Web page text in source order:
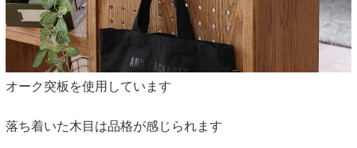
オーク突板を使用しています
落ち着いた木目は品格が感じられます